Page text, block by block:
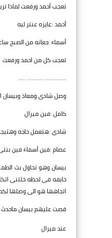
تعجب أحمد ورفعت لماذا
أحمد :عايزه عنتر ليه
أسماء :جعانه من الصبح
تعجب كل من احمد ورفعت
.............. ........... .....
وصل شادى ومعاذ وبيسان
كامل :فين ميرال
شادى :هتعمل حاجه
عصام :فين أسماء فين
بيسان وهو تحاول بث
خايفه فى لحظه خلتنى
اتجاهها هو الى وصلها
قصت عليهم بيسان
عند ميرال